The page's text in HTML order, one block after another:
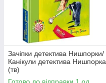
Зачіпки детектива Нишпорки/
Канікули детектива Нишпорка
(тв)
Готово до відправки 1 од.